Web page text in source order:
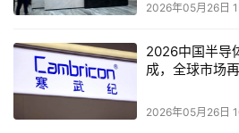
系统自带的终端软件 VT100
仅仅提供本地的管理与监控的功
管理软件独立于操作系统平台
四、拓扑图
2026年05月26日
2026中国半导
成，全球市场
2026年05月26日